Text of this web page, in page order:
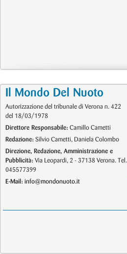
Il Mondo Del Nuoto
Autorizzazione del tribunale di Verona n. 422
del 18/03/1978
Direttore Responsabile: Camillo Cametti
Redazione: Silvio Cametti, Daniela Colombo
Direzione, Redazione, Amministrazione e
Pubblicità: Via Leopardi, 2 - 37138 Verona. Tel.
045577399
E-Mail: info@mondonuoto.it